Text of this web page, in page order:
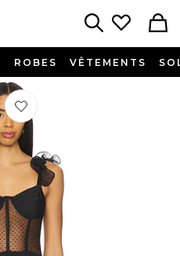
ROBES VÊTEMENTS
Préféré ROBE MINI À VOLANTS EN